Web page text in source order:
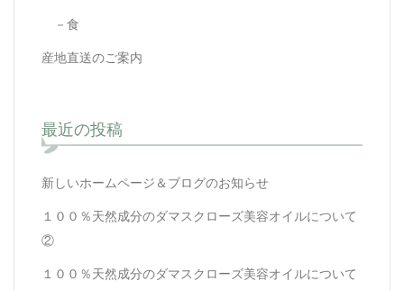
－食
産地直送のご案内
最近の投稿
新しいホームページ＆ブログのお知らせ
１００％天然成分のダマスクローズ美容オイルについて
②
１００％天然成分のダマスクローズ美容オイルについて